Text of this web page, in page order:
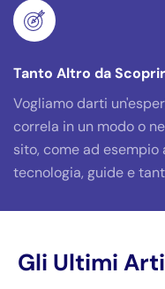
Tanto Altro da
Vogliamo darti
correla in un modo o
sito, come ad esempio
tecnologia, guide e
Gli Ultimi